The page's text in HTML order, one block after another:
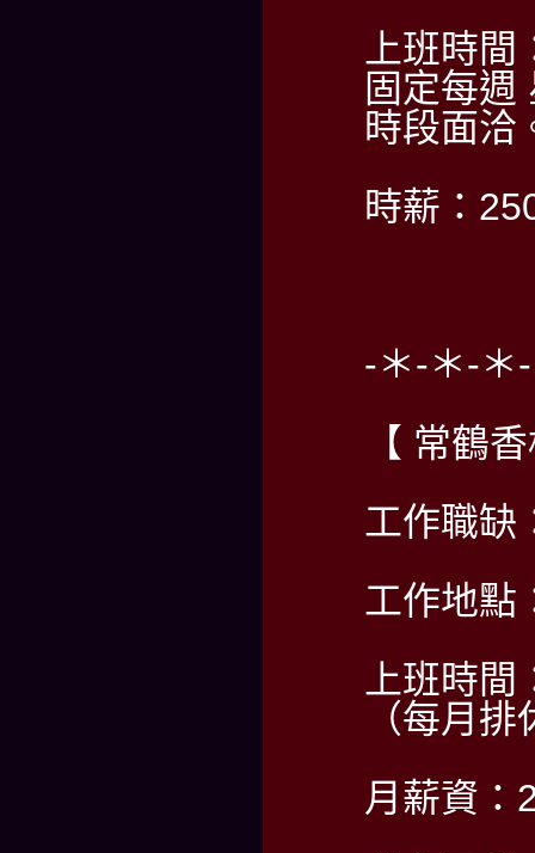
上班時間
固定每週
時段面洽
時薪：
-＊-＊-＊
【 常鶴
工作職缺
工作地點
上班時
（每月
月薪資：